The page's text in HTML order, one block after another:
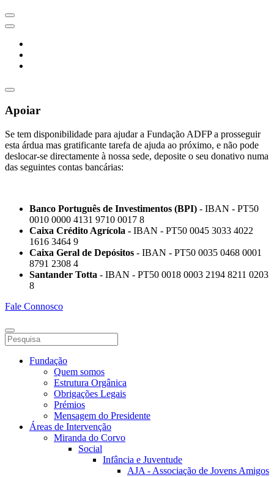
Apoiar
Se tem disponibilidade para ajudar a Fundação ADFP a prosseguir
esta árdua mas gratificante tarefa de ajuda ao próximo, e não pode
deslocar-se directamente à nossa sede, deposite o seu donativo numa
das seguintes contas bancárias:
Banco Português de Investimentos (BPI) - IBAN - PT50
0010 0000 4131 9710 0017 8
Caixa Crédito Agrícola - IBAN - PT50 0045 3033 4022
1616 3464 9
Caixa Geral de Depósitos - IBAN - PT50 0035 0468 0001
8791 2308 4
Santander Totta - IBAN - PT50 0018 0003 2194 8211 0203
8
Fale Connosco
Fundação
Quem somos
Estrutura Orgânica
Obrigações Legais
Prémios
Mensagem do Presidente
Áreas de Intervenção
Miranda do Corvo
Social
Infância e Juventude
AJA - Associação de Jovens Amigos